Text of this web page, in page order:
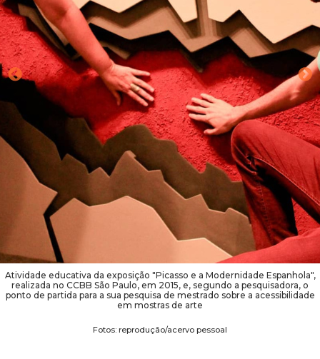
Atividade educativa da exposição "Picasso e a Modernidade Espanhola",
realizada no CCBB São Paulo, em 2015, e, segundo a pesquisadora, o
ponto de partida para a sua pesquisa de mestrado sobre a acessibilidade
em mostras de arte
Fotos: reprodução/acervo pessoal